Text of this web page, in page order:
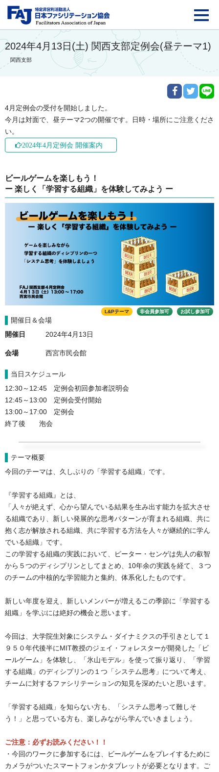
FAJ：特定非営利活動
2024年4月13日(土) 関西支部定例会(昼テーマ1)
関西支部
4月定例会の受付を開始しました。
今月は対面で、昼テーマ2つの開催です。日時・場所にご注意くださ
い。
2024年4月定例会 開催案内
ビールゲームを楽しもう！
ー 楽しく「学習する組織」を体験してみよう ー
L&Pテーマ 非会員参加可 お試し参加可
開催日＆会場
開催日 2024年4月13日
会場 西宮市民会館
当日スケジュール
12:30～12:45　定例会初回参加者説明会
12:45～13:00　定例会受付開始
13:00～17:00　定例会
終了後　　泡会
テーマ概要
今回のテーマは、久しぶりの「学習する組織」です。
『学習する組織』とは、
「人々が絶えず、心から望んでいる結果を生み出す能力を拡大させ
る組織であり、新しい発展的な思考パターンが育まれる組織、共に
抱く志が解放される組織、共に学習する方法を人々が継続的に学ん
でいる組織」です。
この学習する組織の実践において、ピーター・センゲは先人の叡智
から５つのディシプリンとしてまとめ、10年余の実践を経て、３つ
のチームの中核的な学習能力と集約、体系化したものです。
新しい年度を迎え、新しいメンバーが増えるこの季節に「学習する
組織」を学ぶには絶好の機会と思います。
今回は、大学院生対象にシステム・ダイナミクスの手引きとして１
９５０年代後半にMIT教授のジェイ・フォレスターが開発した「ビ
ールゲーム」を体験し、「氷山モデル」を使って振り返り、「学習
する組織」のディシプリンの１つ「システム思考」について考え、
チームに対するファシリテーションの知見を深めたいと思います。
「学習する組織」を知らない方も、「システム思考って難しそ
う！」と思っている方も、楽しみながら学んでいきましょう。
ご注意：必ずお読みください！！
・今回のワークに参加するには、ビールゲームをプレイするために
カメラがついたスマートフォンかタブレットが必要となります。ご